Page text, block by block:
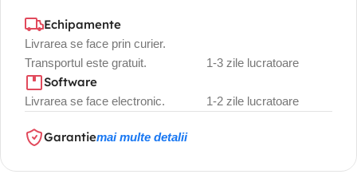
Echipamente
Livrarea se face prin curier.
Transportul este gratuit.
1-3 zile lucratoare
Software
Livrarea se face electronic. 1-2 zile lucratoare
Garantiemai multe detalii